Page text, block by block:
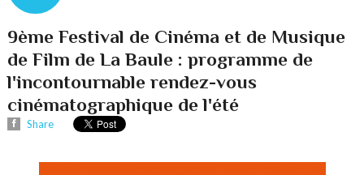
9ème Festival de Cinéma et de Musique
de Film de La Baule : programme de
l'incontournable rendez-vous
cinématographique de l'été
Share